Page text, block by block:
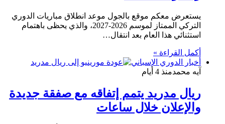
يستعرض معكم موقع بالجول موعد انطلاق مباريات الدوري
التركي الممتاز لموسم 2026-2027، والذي يحظى باهتمام
استثنائي هذا العام بعد انتقال…
أكمل القراءة »
أخبار الدوري الإسباني
آيه محمدمنذ 4 أيام
ريال مدريد يتمم إتفاقه مع صفقة جديدة
والإعلان خلال ساعات